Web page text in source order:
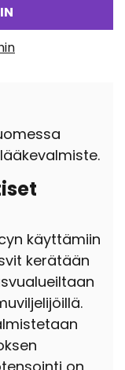
käyttämiin
kerätään